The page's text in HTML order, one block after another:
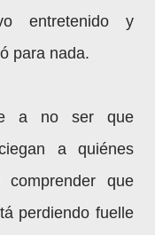
entretenido y
para nada.
a no ser que
a quiénes
que
perdiendo fuelle